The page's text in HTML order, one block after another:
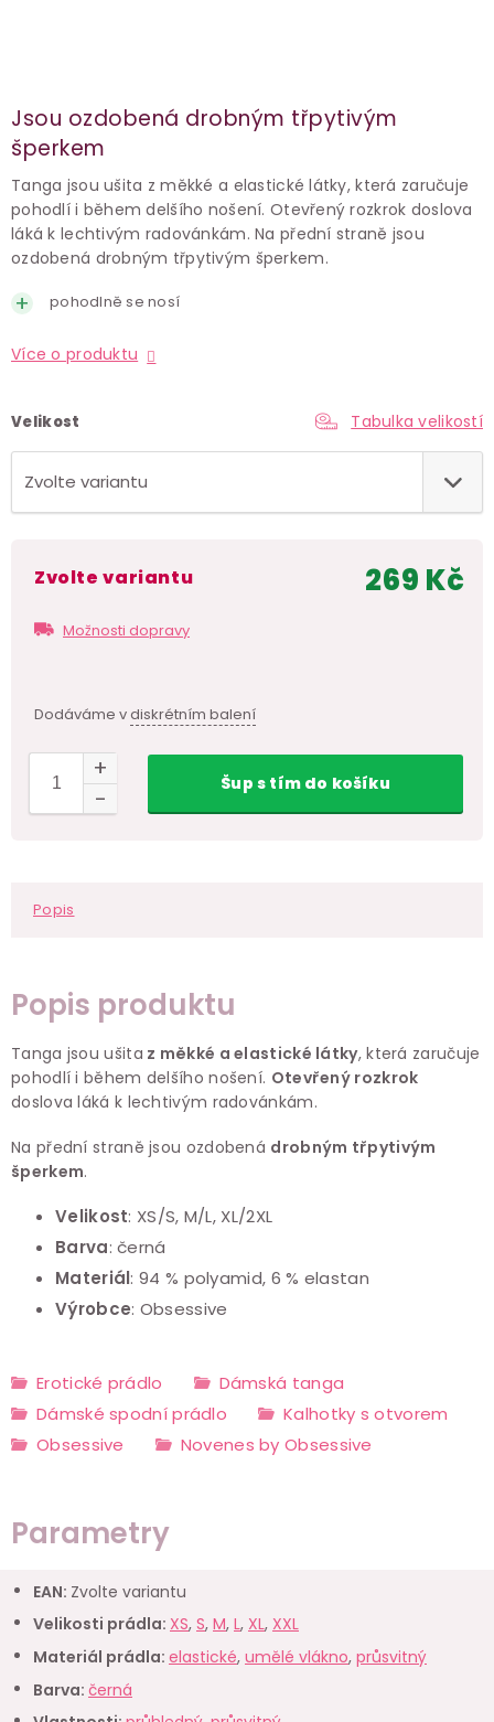
Jsou ozdobená drobným třpytivým
šperkem
Tanga jsou ušita z měkké a elastické látky, která zaručuje
pohodlí i během delšího nošení. Otevřený rozkrok doslova
láká k lechtivým radovánkám. Na přední straně jsou
ozdobená drobným třpytivým šperkem.
pohodlně se nosí
Více o produktu
Velikost Tabulka velikostí
Zvolte variantu
Možnosti dopravy
Dodáváme vdiskrétním balení
269 Kč
Šups tímdo košíku
Popis
Popis produktu
Tanga jsou ušita z měkké a elastické látky, která zaručuje
pohodlí i během delšího nošení. Otevřený rozkrok
doslova láká k lechtivým radovánkám.
Na přední straně jsou ozdobená drobným třpytivým
šperkem.
Velikost: XS/S, M/L, XL/2XL
Barva: černá
Materiál: 94 % polyamid, 6 % elastan
Výrobce: Obsessive
Erotické prádlo
Dámská tanga
Dámské spodní prádlo
Kalhotky s otvorem
Obsessive
Novenes by Obsessive
Parametry
EAN: Zvolte variantu
Velikosti prádla: XS, S, M, L, XL, XXL
Materiál prádla: elastické, umělé vlákno, průsvitný
Barva: černá